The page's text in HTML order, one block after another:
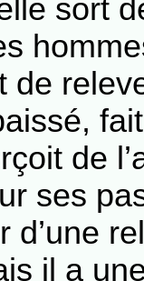
sort
de
de
ses
d’une
il a